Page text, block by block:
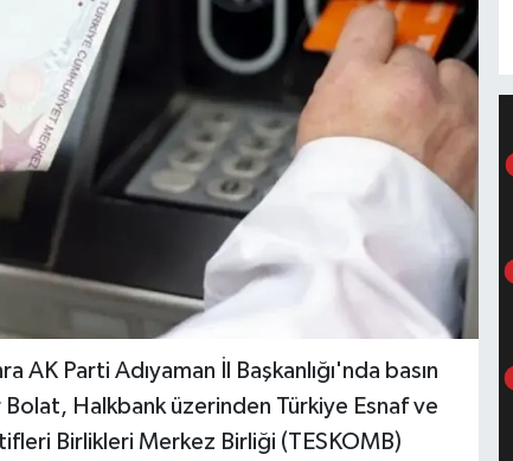
AK Parti Adıyaman İl Başkanlığı'nda basın
Bolat, Halkbank üzerinden Türkiye Esnaf ve
Birlikleri Merkez Birliği (TESKOMB)